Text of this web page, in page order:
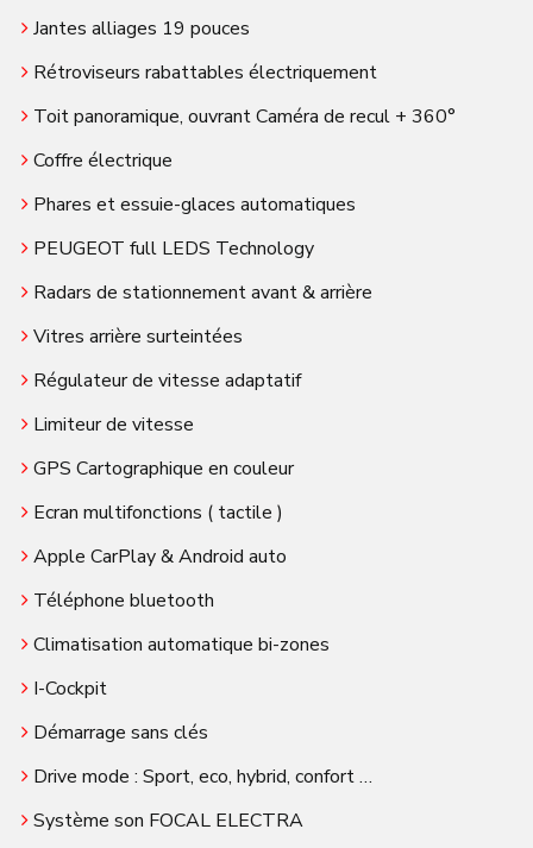
Jantes alliages 19 pouces
Rétroviseurs rabattables électriquement
Toit panoramique, ouvrant Caméra de recul + 360°
Coffre électrique
Phares et essuie-glaces automatiques
PEUGEOT full LEDS Technology
Radars de stationnement avant & arrière
Vitres arrière surteintées
Régulateur de vitesse adaptatif
Limiteur de vitesse
GPS Cartographique en couleur
Ecran multifonctions ( tactile )
Apple CarPlay & Android auto
Téléphone bluetooth
Climatisation automatique bi-zones
I-Cockpit
Démarrage sans clés
Drive mode : Sport, eco, hybrid, confort …
Système son FOCAL ELECTRA